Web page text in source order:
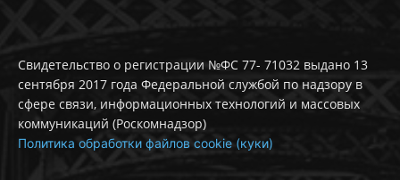
Свидетельство о регистрации №ФС 77- 71032 выдано 13
сентября 2017 года Федеральной службой по надзору в
сфере связи, информационных технологий и массовых
коммуникаций (Роскомнадзор)
Политика обработки файлов cookie (куки)